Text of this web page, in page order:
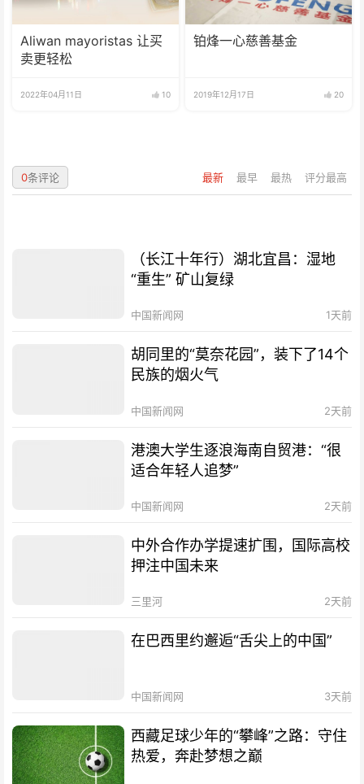
Aliwan mayoristas 让买
卖更轻松
2022年04月11日 10
铂烽一心慈善基金
2019年12月17日 20
最新 最早 最热 评分最高
0条评论
（长江十年行）湖北宜昌：湿地
“重生” 矿山复绿
中国新闻网 1天前
胡同里的“莫奈花园”，装下了14个
民族的烟火气
中国新闻网 2天前
港澳大学生逐浪海南自贸港：“很
适合年轻人追梦”
中国新闻网 2天前
中外合作办学提速扩围，国际高校
押注中国未来
三里河 2天前
在巴西里约邂逅“舌尖上的中国”
中国新闻网 3天前
西藏足球少年的“攀峰”之路：守住
热爱，奔赴梦想之巅